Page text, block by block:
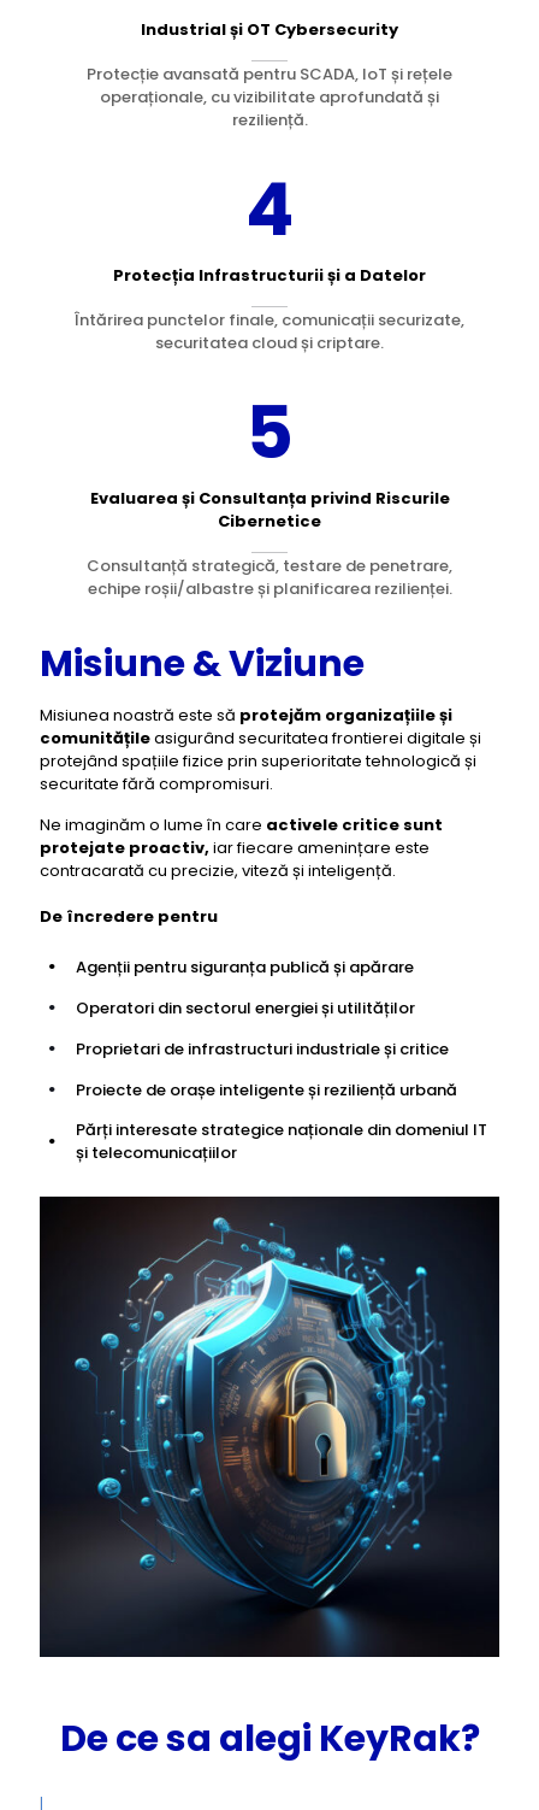
Industrial și OT Cybersecurity
Protecție avansată pentru SCADA, IoT și rețele
operaționale, cu vizibilitate aprofundată și
reziliență.
4
Protecția Infrastructurii și a Datelor
Întărirea punctelor finale, comunicații securizate,
securitatea cloud și criptare.
5
Evaluarea și Consultanța privind Riscurile
Cibernetice
Consultanță strategică, testare de penetrare,
echipe roșii/albastre și planificarea rezilienței.
Misiune & Viziune
Misiunea noastră este să protejăm organizațiile și
comunitățileasigurând securitatea frontierei digitale și
protejând spațiile fizice prin superioritate tehnologică și
securitate fără compromisuri.
Ne imaginăm o lume în care activele critice sunt
protejate proactiv, iar fiecare amenințare este
contracarată cu precizie, viteză și inteligență.
De încredere pentru
Agenții pentru siguranța publică și apărare
Operatori din sectorul energiei și utilităților
Proprietari de infrastructuri industriale și critice
Proiecte de orașe inteligente și reziliență urbană
Părți interesate strategice naționale din domeniul IT
și telecomunicațiilor
De ce sa alegi KeyRak?